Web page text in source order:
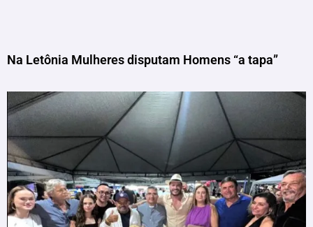
Na Letônia Mulheres disputam Homens “a tapa”